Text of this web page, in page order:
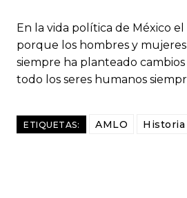
En la vida política de México
porque los hombres y
siempre ha planteado
todo los seres humanos
ETIQUETAS: AMLO Historia